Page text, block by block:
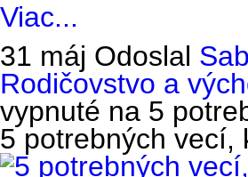
Viac...
31 máj Odoslal
Rodičovstvo a
vypnuté na 5
5 potrebných vecí,